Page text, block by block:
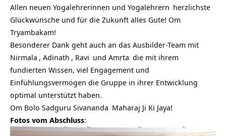
Allen neuen Yogalehrerinnen und Yogalehrern herzlichste
Glückwünsche und für die Zukunft alles Gute! Om
Tryambakam!
Besonderer Dank geht auch an das Ausbilder-Team mit
Nirmala , Adinath , Ravi und Amṛta die mit ihrem
fundierten Wissen, viel Engagement und
Einfühlungsvermögen die Gruppe in ihrer Entwicklung
optimal unterstützt haben.
Om Bolo Sadguru Sivananda Maharaj Ji Ki Jaya!
Fotos vom Abschluss: